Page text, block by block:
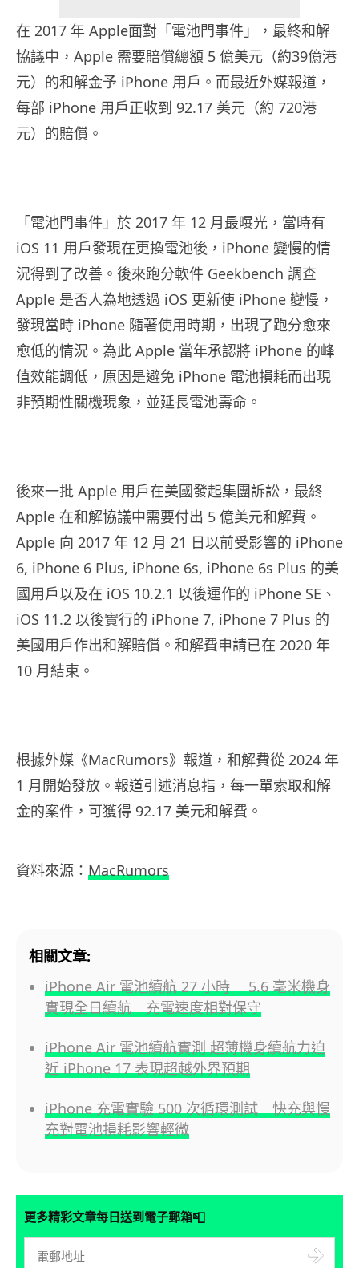
在 2017 年 Apple面對「電池門事件」，最終和解
協議中，Apple 需要賠償總額 5 億美元（約39億港
元）的和解金予 iPhone 用戶。而最近外媒報道，
每部 iPhone 用戶正收到 92.17 美元（約 720港
元）的賠償。
「電池門事件」於 2017 年 12 月最曝光，當時有
iOS 11 用戶發現在更換電池後，iPhone 變慢的情
況得到了改善。後來跑分軟件 Geekbench 調查
Apple 是否人為地透過 iOS 更新使 iPhone 變慢，
發現當時 iPhone 隨著使用時期，出現了跑分愈來
愈低的情況。為此 Apple 當年承認將 iPhone 的峰
值效能調低，原因是避免 iPhone 電池損耗而出現
非預期性關機現象，並延長電池壽命。
後來一批 Apple 用戶在美國發起集團訴訟，最終
Apple 在和解協議中需要付出 5 億美元和解費。
Apple 向 2017 年 12 月 21 日以前受影響的 iPhone
6, iPhone 6 Plus, iPhone 6s, iPhone 6s Plus 的美
國用戶以及在 iOS 10.2.1 以後運作的 iPhone SE、
iOS 11.2 以後實行的 iPhone 7, iPhone 7 Plus 的
美國用戶作出和解賠償。和解費申請已在 2020 年
10 月結束。
根據外媒《MacRumors》報道，和解費從 2024 年
1 月開始發放。報道引述消息指，每一單索取和解
金的案件，可獲得 92.17 美元和解費。
資料來源： MacRumors
相關文章:
iPhone Air 電池續航 27 小時 5.6 毫米機身
實現全日續航 充電速度相對保守
iPhone Air 電池續航實測 超薄機身續航力迫
近 iPhone 17 表現超越外界預期
iPhone 充電實驗 500 次循環測試 快充與慢
充對電池損耗影響輕微
更多精彩文章每日送到電子郵箱📮